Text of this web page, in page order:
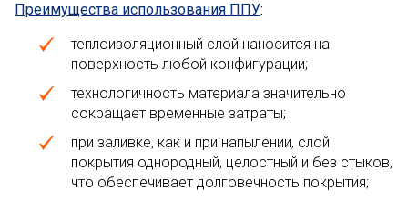
Преимущества использования ППУ:
теплоизоляционный слой наносится на
поверхность любой конфигурации;
технологичность материала значительно
сокращает временные затраты;
при заливке, как и при напылении, слой
покрытия однородный, целостный и без стыков,
что обеспечивает долговечность покрытия;